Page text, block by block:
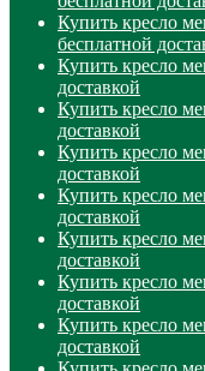
Купить кресло
бесплатной
Купить кресло
доставкой
Купить кресло
доставкой
Купить кресло
доставкой
Купить кресло
доставкой
Купить кресло
доставкой
Купить кресло
доставкой
Купить кресло
доставкой